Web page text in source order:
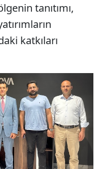
tanıtımı,
katkıları